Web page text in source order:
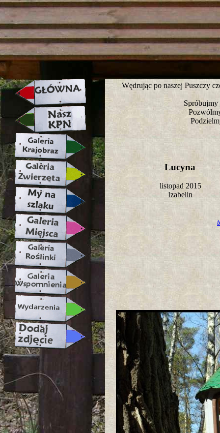
strona w naprawie zapraszamy
Wędrując po naszej Puszczy
Spróbujmy
Lucyna
listopad 2015
Izabelin